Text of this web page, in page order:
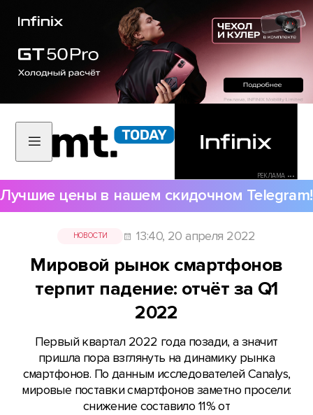
РЕКЛАМА •••
Лучшие цены в нашем скидочном Telegram!
НОВОСТИ 13:40, 20 апреля 2022
Мировой рынок смартфонов
терпит падение: отчёт за Q1
2022
Первый квартал 2022 года позади, а значит
пришла пора взглянуть на динамику рынка
смартфонов. По данным исследователей Canalys,
мировые поставки смартфонов заметно просели:
снижение составило 11% от